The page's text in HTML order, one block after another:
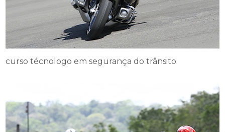
curso técnologo em segurança do trânsito